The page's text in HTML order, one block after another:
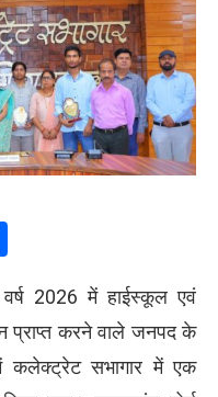
वर्ष 2026 में हाईस्कूल एवं
प्राप्त करने वाले जनपद के
कलेक्ट्रेट सभागार में एक